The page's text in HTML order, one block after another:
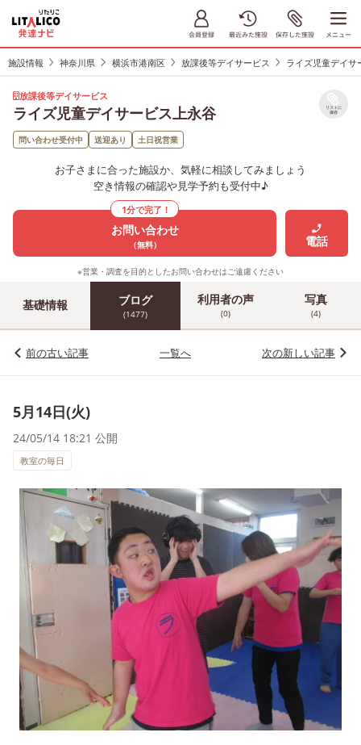
施設情報 神奈川県 横浜市港南区 放課後等デイサービス ライズ児童デイサ
放課後等デイサービス
ライズ児童デイサービス上永谷 リストに
保存
問い合わせ受付中 送迎あり 土日祝営業
お子さまに合った施設か、気軽に相談してみましょう
空き情報の確認や見学予約も受付中♪
1分で完了！
お問い合わせ
（無料） 電話
※営業・調査を目的としたお問い合わせはご遠慮ください
基礎情報 ブログ
(1477)
利用者の声
(0)
写真
(4)
前の古い記事 一覧へ 次の新しい記事
5月14日(火)
24/05/14 18:21 公開
教室の毎日